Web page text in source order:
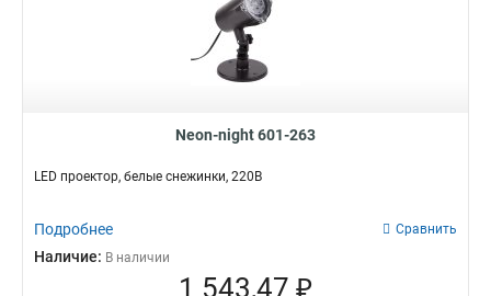
Neon-night 601-263
LED проектор, белые снежинки, 220В
Подробнее Сравнить
Наличие: В наличии
1 543,47 ₽